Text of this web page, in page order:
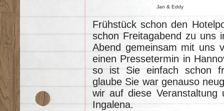
Jan & Eddy
Frühstück schon den
schon Freitagabend zu uns
Abend gemeinsam mit uns
einen Pressetermin in
so ist Sie einfach schon
glaube Sie war genauso
wir auf diese
Ingalena.